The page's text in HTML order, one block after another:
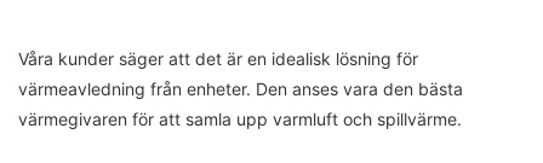
Våra kunder säger att det är en idealisk lösning för
värmeavledning från enheter. Den anses vara den bästa
värmegivaren för att samla upp varmluft och spillvärme.